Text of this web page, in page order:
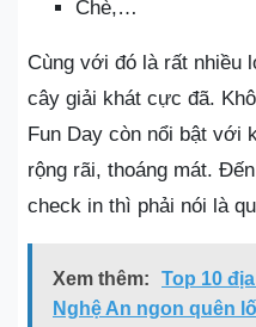
Chè,…
Cùng với đó là rất nhiều
cây giải khát cực đã.
Fun Day còn nổi bật với
rộng rãi, thoáng mát.
check in thì phải nói là
Xem thêm:
Top 10
Nghệ An ngon quên